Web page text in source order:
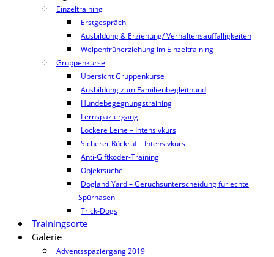
Einzeltraining
Erstgespräch
Ausbildung & Erziehung/ Verhaltensauffälligkeiten
Welpenfrüherziehung im Einzeltraining
Gruppenkurse
Übersicht Gruppenkurse
Ausbildung zum Familienbegleithund
Hundebegegnungstraining
Lernspaziergang
Lockere Leine – Intensivkurs
Sicherer Rückruf – Intensivkurs
Anti-Giftköder-Training
Objektsuche
Dogland Yard – Geruchsunterscheidung für echte
Spürnasen
Trick-Dogs
Trainingsorte
Galerie
Adventsspaziergang 2019